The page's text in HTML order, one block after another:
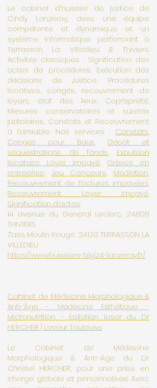
Le cabinet d'huissier de justice de
Cindy Lanzeray, avec une équipe
compétente et dynamique et un
système informatique performant à
Terrasson La Villedieu & Thiviers.
Activités classiques : Signification des
actes de procédures, Exécution des
décisions de Justice, Procédures
locatives, congés, recouvrement de
loyers, état des lieux, Copropriété,
Mesures conservatoires et sûretés
judiciaires, Constats et Recouvrement
à l’amiable. Nos services : Constats,
Congés pour Baux, Dépôt et
séquestrations de fonds, Expulsion
locataire Loyer Impayé, Grèves en
entreprise, Jeu Concours, Médiation,
Recouvrement de factures impayées,
Recouvrement Loyer Impayé,
Signification d’actes.
14 avenue du General Leclerc, 24800
THIVIERS
Zaes Moulin Rouge, 24120 TERRASSON LA
VILLEDIEU
https://www.huissiers-blg24-lanzeray.fr/
Cabinet de Médecine Morphologique &
Anti-Âge - Médecine Esthétique -
Micronutrition - Epilation laser du Dr
HERCHER | Lavaur Toulouse
Le Cabinet de Médecine
Morphologique & Anti-Âge du Dr
Christel HERCHER, pour une prise en
charge globale et personnalisée. Avec